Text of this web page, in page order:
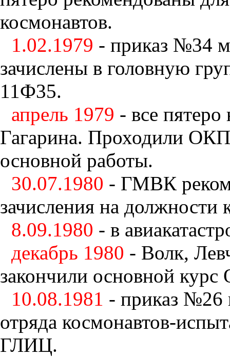
космонавтов.
1.02.1979 - приказ №34
зачислены в головную
11Ф35.
апрель 1979 - все
Гагарина. Проходили ОКП
основной работы.
30.07.1980 - ГМВК
зачисления на должности
8.09.1980 - в
декабрь 1980 - Волк,
закончили основной
10.08.1981 - приказ №26
отряда космонавтов-
ГЛИЦ.